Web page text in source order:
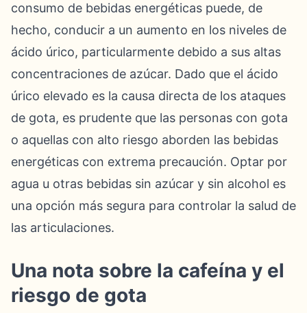
consumo de bebidas energéticas puede, de
hecho, conducir a un aumento en los niveles de
ácido úrico, particularmente debido a sus altas
concentraciones de azúcar. Dado que el ácido
úrico elevado es la causa directa de los ataques
de gota, es prudente que las personas con gota
o aquellas con alto riesgo aborden las bebidas
energéticas con extrema precaución. Optar por
agua u otras bebidas sin azúcar y sin alcohol es
una opción más segura para controlar la salud de
las articulaciones.
Una nota sobre la cafeína y el
riesgo de gota